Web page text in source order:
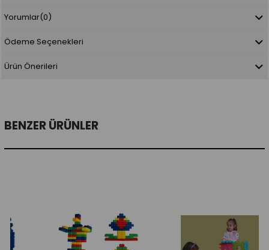
Yorumlar(0)
Ödeme Seçenekleri
Ürün Önerileri
BENZER ÜRÜNLER